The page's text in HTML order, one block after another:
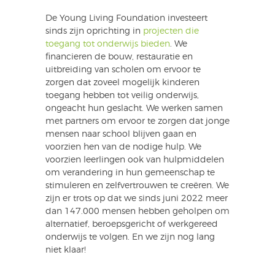
De Young Living Foundation investeert
sinds zijn oprichting in projecten die
toegang tot onderwijs bieden. We
financieren de bouw, restauratie en
uitbreiding van scholen om ervoor te
zorgen dat zoveel mogelijk kinderen
toegang hebben tot veilig onderwijs,
ongeacht hun geslacht. We werken samen
met partners om ervoor te zorgen dat jonge
mensen naar school blijven gaan en
voorzien hen van de nodige hulp. We
voorzien leerlingen ook van hulpmiddelen
om verandering in hun gemeenschap te
stimuleren en zelfvertrouwen te creëren. We
zijn er trots op dat we sinds juni 2022 meer
dan 147.000 mensen hebben geholpen om
alternatief, beroepsgericht of werkgereed
onderwijs te volgen. En we zijn nog lang
niet klaar!